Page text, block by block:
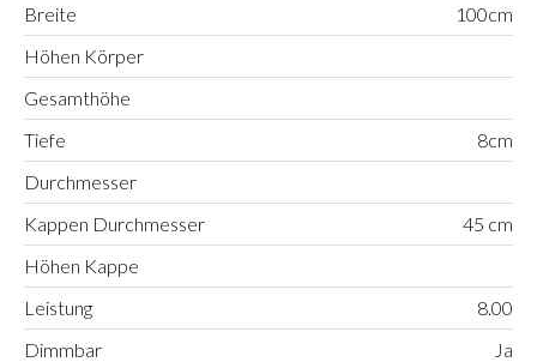
Breite
100cm
Höhen Körper
Gesamthöhe
Tiefe
8cm
Durchmesser
Kappen Durchmesser
45 cm
Höhen Kappe
Leistung
8.00
Dimmbar
Ja